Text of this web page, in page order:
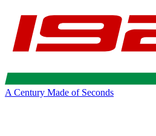
A Century Made of Seconds